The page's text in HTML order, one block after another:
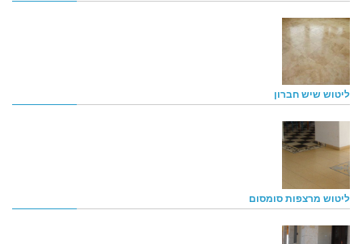
ליטוש שיש חברון
ליטוש מרצפות סומסום